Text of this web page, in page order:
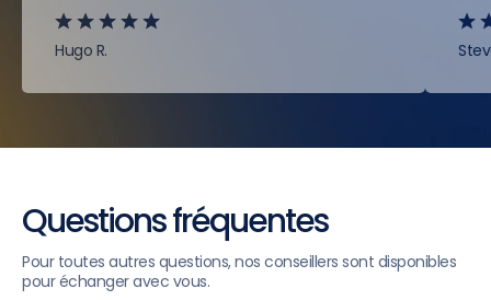
Hugo R.
Questions fréquentes
Pour toutes autres questions, nos conseillers sont disponibles
pour échanger avec vous.